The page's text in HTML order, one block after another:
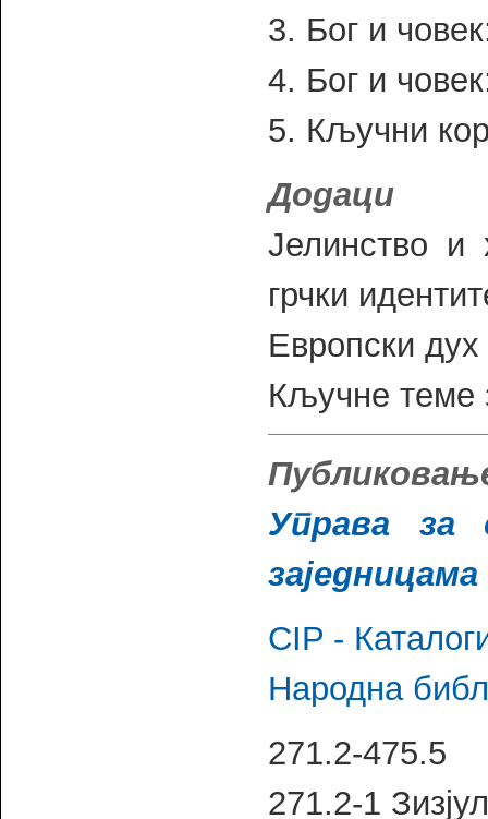
3. Бог и
4. Бог и
5. Кључни
Додаци
Јелинство и
грчки
Европски
Кључне теме
Управа за
CIP -
Народна
271.2-475.5
271.2-1